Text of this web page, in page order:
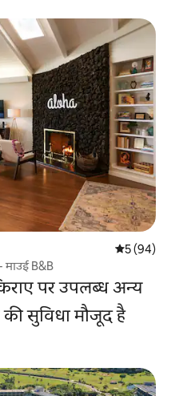
औसत रेटिंग
5 (94)
B&B
पर उपलब्ध अन्य
सुविधा मौजूद है